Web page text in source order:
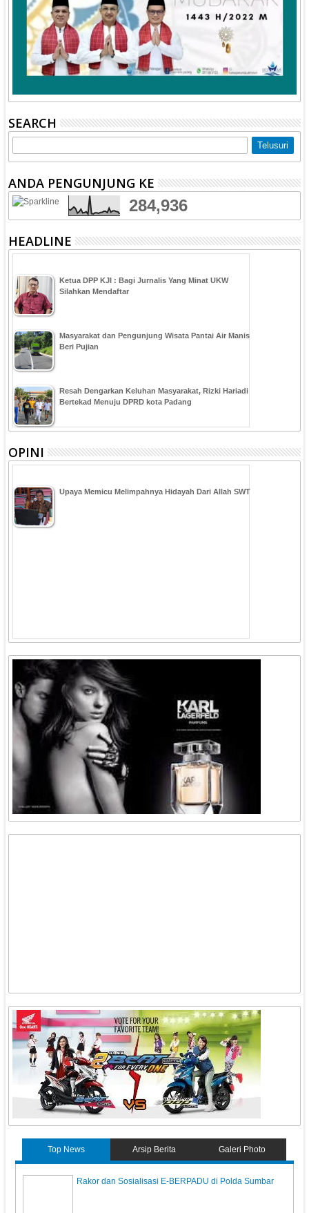
SEARCH
ANDA PENGUNJUNG KE
284,936
HEADLINE
Ketua DPP KJI : Bagi Jurnalis Yang Minat UKW
Silahkan Mendaftar
Masyarakat dan Pengunjung Wisata Pantai Air Manis
Beri Pujian
Resah Dengarkan Keluhan Masyarakat, Rizki Hariadi
Bertekad Menuju DPRD kota Padang
OPINI
Upaya Memicu Melimpahnya Hidayah Dari Allah SWT
Top News Arsip Berita Galeri Photo
Rakor dan Sosialisasi E-BERPADU di Polda Sumbar